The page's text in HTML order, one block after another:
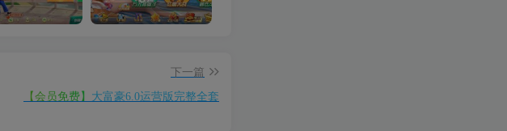
【钻石会员免费】最新更新七星娱乐六地方玩法源码 200个子游戏 【限时至尊免费】新产品乐搏互娱
下一篇
【会员免费】大富豪6.0运营版完整全套